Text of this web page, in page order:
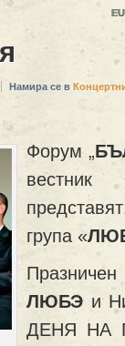
Намира се в
Форум „
вестник
група «
ЛЮБЭ и
ДЕНЯ НА